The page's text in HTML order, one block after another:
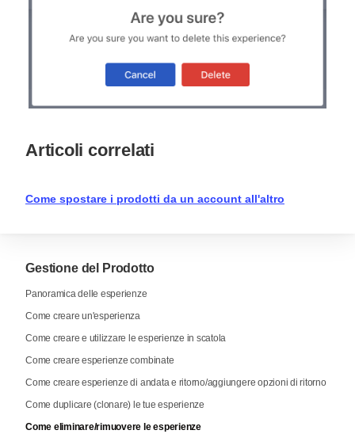
Articoli correlati
Come spostare i prodotti da un account all'altro
Gestione del Prodotto
Panoramica delle esperienze
Come creare un'esperienza
Come creare e utilizzare le esperienze in scatola
Come creare esperienze combinate
Come creare esperienze di andata e ritorno/aggiungere opzioni di ritorno
Come duplicare (clonare) le tue esperienze
Come eliminare/rimuovere le esperienze